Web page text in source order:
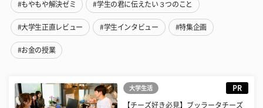
#もやもや解決ゼミ #学生の君に伝えたい３つのこと
#大学生正直レビュー #学生インタビュー #特集企画
#お金の授業
大学生活 PR
【チーズ好き必見】ブッラータチーズ